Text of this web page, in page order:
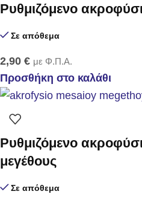
Ρυθμιζόμενο
Σε απόθεμα
2,90 € με Φ.Π.Α.
Προσθήκη στο καλάθι
Ρυθμιζόμενο
μεγέθους
Σε απόθεμα